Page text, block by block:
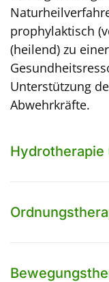
prophylaktisch
(heilend) zu
Unterstützung
Abwehrkräfte.
Hydrotherapie